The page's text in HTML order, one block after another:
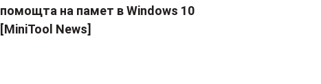
помощта на памет в Windows 10
[MiniTool News]